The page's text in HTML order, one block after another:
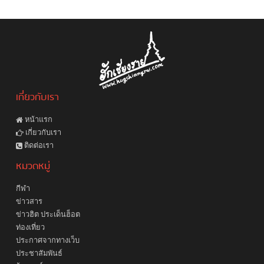
เกี่ยวกับเรา
หน้าแรก
เกี่ยวกับเรา
ติดต่อเรา
หมวดหมู่
กีฬา
ข่าวสาร
ข่าวฮิต ประเด็นฮ็อต
ท่องเที่ยว
ประกาศจากทางเว็บ
ประชาสัมพันธ์